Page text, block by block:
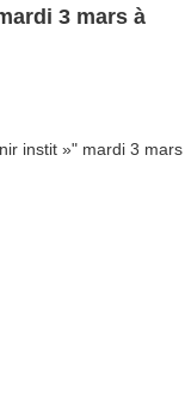
3 mars à